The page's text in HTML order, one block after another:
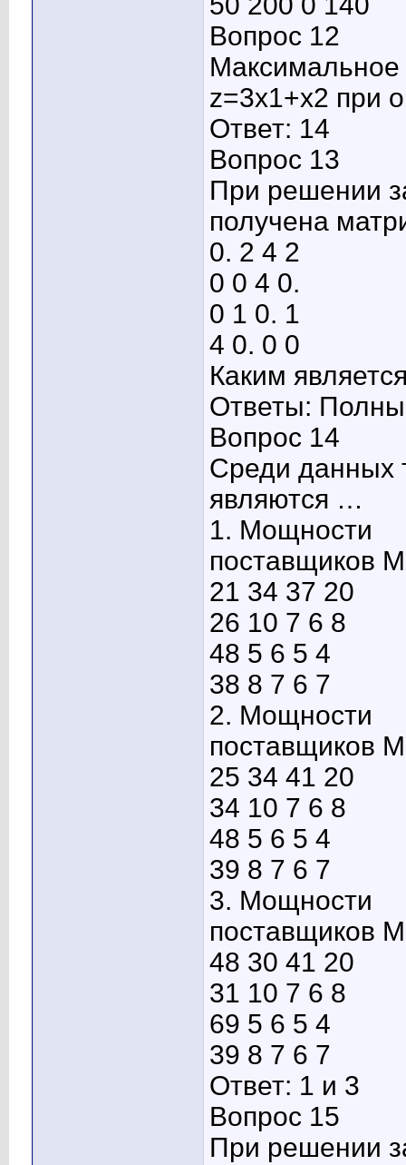
Вопрос 12
Максимальное
z=3x1+x2 при
Ответ: 14
Вопрос 13
При решении
получена
0. 2 4 2
0 0 4 0.
0 1 0. 1
4 0. 0 0
Каким
Ответы:
Вопрос 14
Среди данных
являются …
1. Мощности
поставщиков
21 34 37 20
26 10 7 6 8
48 5 6 5 4
38 8 7 6 7
2. Мощности
поставщиков
25 34 41 20
34 10 7 6 8
48 5 6 5 4
39 8 7 6 7
3. Мощности
поставщиков
48 30 41 20
31 10 7 6 8
69 5 6 5 4
39 8 7 6 7
Ответ: 1 и 3
Вопрос 15
При решении